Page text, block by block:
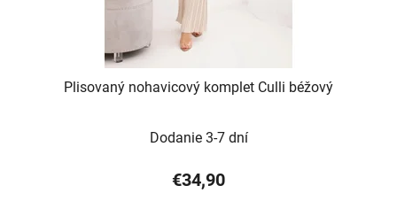
Plisovaný nohavicový komplet Culli béžový
Dodanie 3-7 dní
€34,90